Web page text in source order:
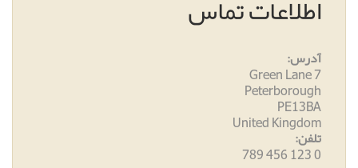
اطلاعات تماس
آدرس:
7 Green Lane
Peterborough
PE13BA
United Kingdom
تلفن:
0 123 456 789